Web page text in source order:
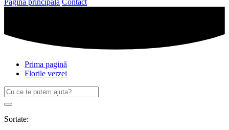
Pagină principală Contact
Prima pagină
Florile verzei
Caută
după:
Search
Sortate: